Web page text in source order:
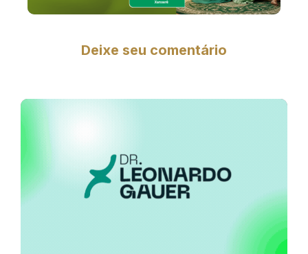
Deixe seu comentário